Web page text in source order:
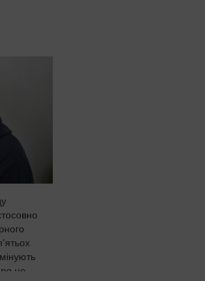
це